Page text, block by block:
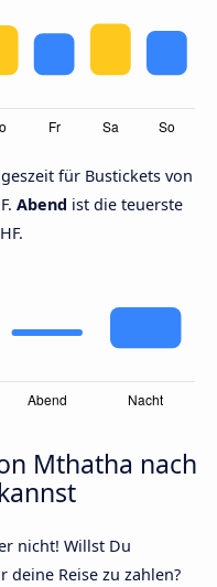
für Bustickets von
Abend ist die teuerste
Mthatha nach
nicht! Willst Du
Reise zu zahlen?